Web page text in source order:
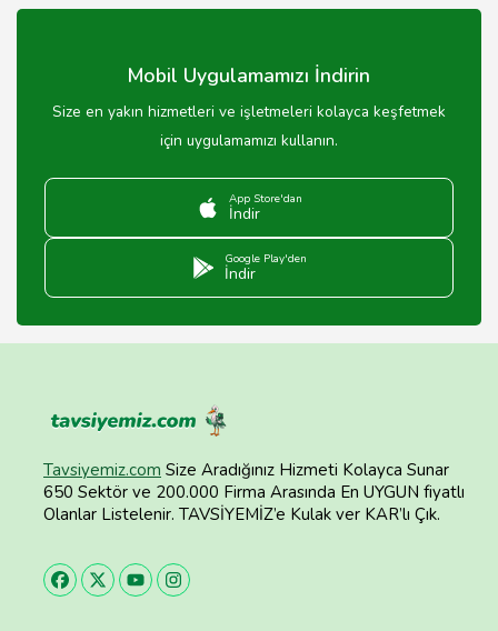
uzman bir sağlık profesyoneli ile görüşmek önemlidir.
Mobil Uygulamamızı İndirin
Size en yakın hizmetleri ve işletmeleri kolayca keşfetmek
için uygulamamızı kullanın.
App Store'dan
İndir
Google Play'den
İndir
Tavsiyemiz.com Size Aradığınız Hizmeti Kolayca Sunar
650 Sektör ve 200.000 Firma Arasında En UYGUN fiyatlı
Olanlar Listelenir. TAVSİYEMİZ’e Kulak ver KAR’lı Çık.